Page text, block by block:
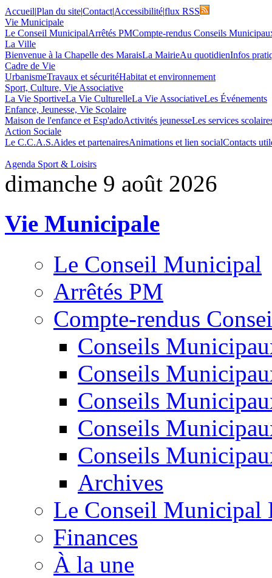
Accueil|Plan du site|Contact|Accessibilité|flux RSS
Vie Municipale
Le Conseil MunicipalArrêtés PMCompte-rendus Conseils
La Ville
Bienvenue à la Chapelle des MaraisLa MairieAu quotidienInfos
Cadre de Vie
UrbanismeTravaux et sécuritéHabitat et environnement
Sport, Culture, Vie Associative
La Vie SportiveLa Vie CulturelleLa Vie AssociativeLes Événements
Enfance, Jeunesse, Vie Scolaire
Maison de l'enfance et Esp'adoActivités jeunesseLes services
Action Sociale
Le C.C.A.S.Aides et partenairesAnimations et lien socialContacts
Agenda Sport & Loisirs
dimanche 9 août 2026
Vie Municipale
Le Conseil Municipal
Arrêtés PM
Compte-rendus
Conseils
Conseils
Conseils
Conseils
Conseils
Archives
Le Conseil Municipal
Finances
À la une